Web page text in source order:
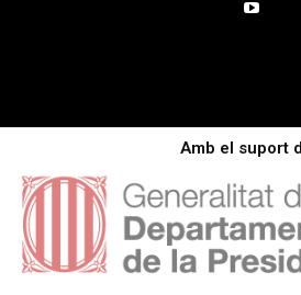
Amb el suport